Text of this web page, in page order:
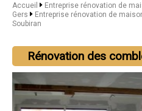
Accueil
Entreprise rénovation de
Gers
Entreprise rénovation de
Soubiran
Rénovation des